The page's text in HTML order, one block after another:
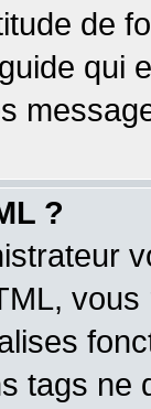
de
qui
?
tags ne